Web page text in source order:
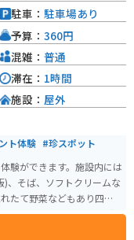
ト体験 #珍スポット
験ができます。施設内には
、そば、ソフトクリームな
たて野菜などもあり四季
備されています。マングロ
駐車： 駐車場あり
予算： 360円
混雑： 普通
滞在： 1時間
施設： 屋外